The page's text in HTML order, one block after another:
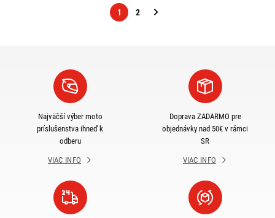
1 2
Nasledujúca
Najväčší výber moto
príslušenstva ihneď k
odberu
VIAC INFO
Doprava ZADARMO pre
objednávky nad 50€ v rámci
SR
VIAC INFO